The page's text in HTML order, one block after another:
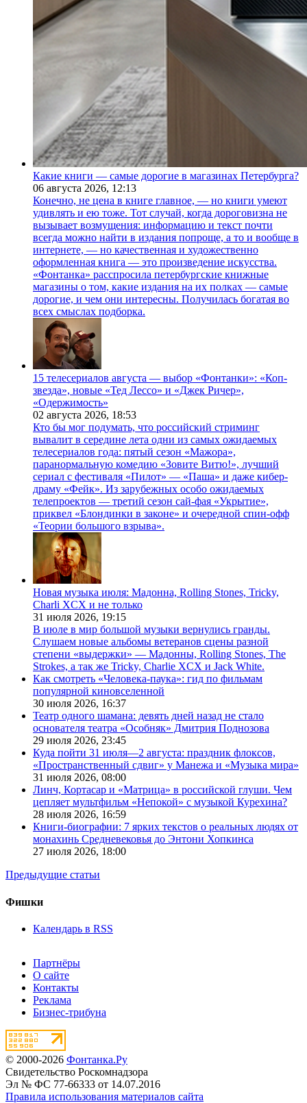
Какие книги — самые дорогие в магазинах Петербурга?
06 августа 2026, 12:13
Конечно, не цена в книге главное, — но книги умеют
удивлять и ею тоже. Тот случай, когда дороговизна не
вызывает возмущения: информацию и текст почти
всегда можно найти в издания попроще, а то и вообще в
интернете, — но качественная и художественно
оформленная книга — это произведение искусства.
«Фонтанка» расспросила петербургские книжные
магазины о том, какие издания на их полках — самые
дорогие, и чем они интересны. Получилась богатая во
всех смыслах подборка.
15 телесериалов августа — выбор «Фонтанки»: «Коп-
звезда», новые «Тед Лессо» и «Джек Ричер»,
«Одержимость»
02 августа 2026, 18:53
Кто бы мог подумать, что российский стриминг
вывалит в середине лета одни из самых ожидаемых
телесериалов года: пятый сезон «Мажора»,
паранормальную комедию «Зовите Витю!», лучший
сериал с фестиваля «Пилот» — «Паша» и даже кибер-
драму «Фейк». Из зарубежных особо ожидаемых
телепроектов — третий сезон сай-фая «Укрытие»,
приквел «Блондинки в законе» и очередной спин-офф
«Теории большого взрыва».
Новая музыка июля: Мадонна, Rolling Stones, Tricky,
Charli XCX и не только
31 июля 2026, 19:15
В июле в мир большой музыки вернулись гранды.
Слушаем новые альбомы ветеранов сцены разной
степени «выдержки» — Мадонны, Rolling Stones, The
Strokes, а так же Tricky, Charlie XCX и Jack White.
Как смотреть «Человека-паука»: гид по фильмам
популярной киновселенной
30 июля 2026, 16:37
Театр одного шамана: девять дней назад не стало
основателя театра «Особняк» Дмитрия Поднозова
29 июля 2026, 23:45
Куда пойти 31 июля—2 августа: праздник флоксов,
«Пространственный сдвиг» у Манежа и «Музыка мира»
31 июля 2026, 08:00
Линч, Кортасар и «Матрица» в российской глуши. Чем
цепляет мультфильм «Непокой» с музыкой Курехина?
28 июля 2026, 16:59
Книги-биографии: 7 ярких текстов о реальных людях от
монахинь Средневековья до Энтони Хопкинса
27 июля 2026, 18:00
Предыдущие статьи
Фишки
Календарь в RSS
Партнёры
О сайте
Контакты
Реклама
Бизнес-трибуна
© 2000-2026 Фонтанка.Ру
Свидетельство Роскомнадзора
Эл № ФС 77-66333 от 14.07.2016
Правила использования материалов сайта